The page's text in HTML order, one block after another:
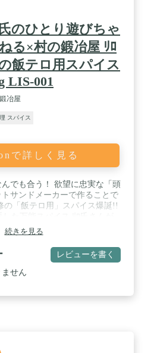
のひとり遊びちゃ
る×村の鍛冶屋 ﾘﾛ
飯テロ用スパイス
LIS-001
冶屋
スパイス
で詳しく見る
でも合う！ 欲望に忠実な「頭
サンドメーカーで作ることで
の「飯テロ用」スパイス爆誕!!
スを製造するべく複数の試作
本人に味の監修をお願いしまし
重ねた結果9種類のスパイスを
どアウトドア料理全般に最適
しました。 / ■燻製塩 大山桜
が悪い料理」との相性はバツ
続きを見る
レビューを書く
せん